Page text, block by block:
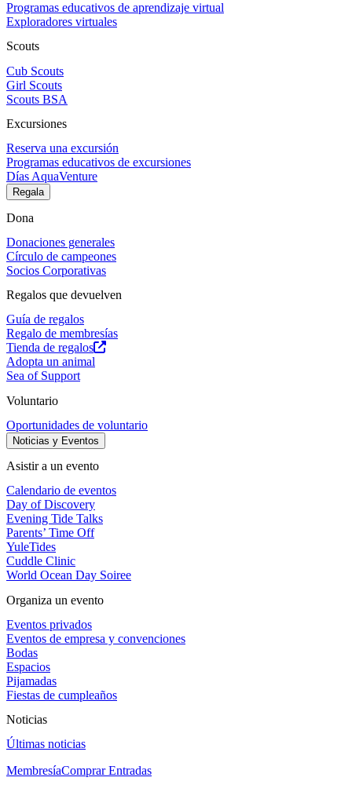
Programas educativos de aprendizaje virtual
Exploradores virtuales
Scouts
Cub Scouts
Girl Scouts
Scouts BSA
Excursiones
Reserva una excursión
Programas educativos de excursiones
Días AquaVenture
Regala
Dona
Donaciones generales
Círculo de campeones
Socios Corporativas
Regalos que devuelven
Guía de regalos
Regalo de membresías
Tienda de regalos
Adopta un animal
Sea of Support
Voluntario
Oportunidades de voluntario
Noticias y Eventos
Asistir a un evento
Calendario de eventos
Day of Discovery
Evening Tide Talks
Parents’ Time Off
YuleTides
Cuddle Clinic
World Ocean Day Soiree
Organiza un evento
Eventos privados
Eventos de empresa y convenciones
Bodas
Espacios
Pijamadas
Fiestas de cumpleaños
Noticias
Últimas noticias
MembresíaComprar Entradas